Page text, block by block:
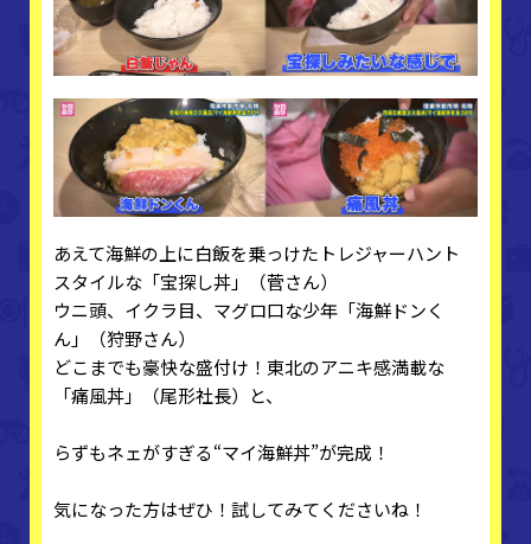
あえて海鮮の上に白飯を乗っけたトレジャーハント
スタイルな「宝探し丼」（菅さん）
ウニ頭、イクラ目、マグロ口な少年「海鮮ドンく
ん」（狩野さん）
どこまでも豪快な盛付け！東北のアニキ感満載な
「痛風丼」（尾形社長）と、
らずもネェがすぎる“マイ海鮮丼”が完成！
気になった方はぜひ！試してみてくださいね！